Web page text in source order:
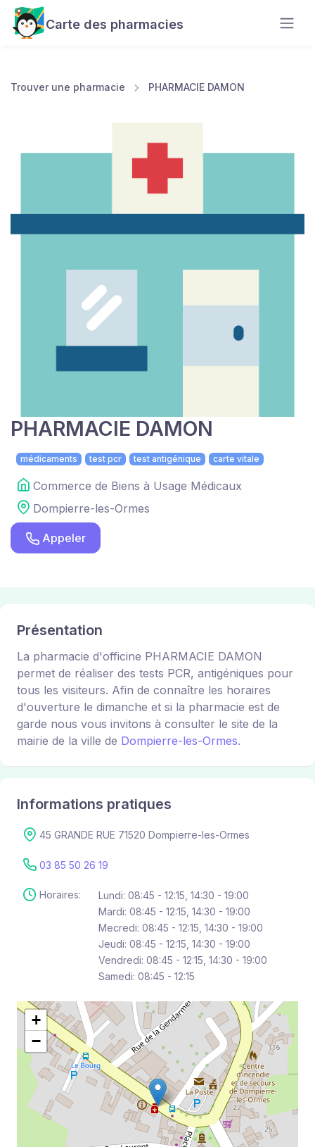
Carte des pharmacies
Trouver une pharmacie PHARMACIE DAMON
PHARMACIE DAMON
médicaments test pcr test antigénique carte vitale
Commerce de Biens à Usage Médicaux
Dompierre-les-Ormes
Appeler
Présentation
La pharmacie d'officine PHARMACIE DAMON
permet de réaliser des tests PCR, antigéniques pour
tous les visiteurs. Afin de connaître les horaires
d'ouverture le dimanche et si la pharmacie est de
garde nous vous invitons à consulter le site de la
mairie de la ville de Dompierre-les-Ormes.
Informations pratiques
45 GRANDE RUE 71520 Dompierre-les-Ormes
03 85 50 26 19
Horaires:
Lundi: 08:45 - 12:15, 14:30 - 19:00
Mardi: 08:45 - 12:15, 14:30 - 19:00
Mecredi: 08:45 - 12:15, 14:30 - 19:00
Jeudi: 08:45 - 12:15, 14:30 - 19:00
Vendredi: 08:45 - 12:15, 14:30 - 19:00
Samedi: 08:45 - 12:15
+
−